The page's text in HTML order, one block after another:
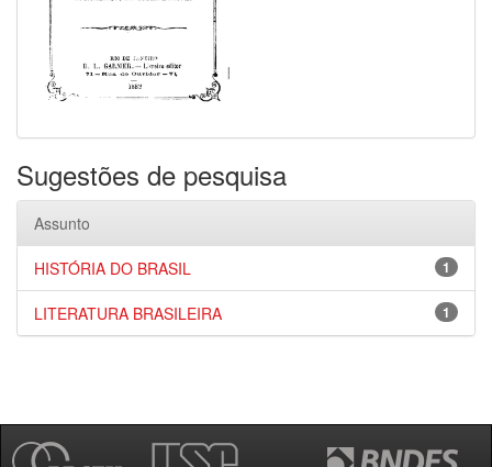
Sugestões de pesquisa
Assunto
1
HISTÓRIA DO BRASIL
1
LITERATURA BRASILEIRA